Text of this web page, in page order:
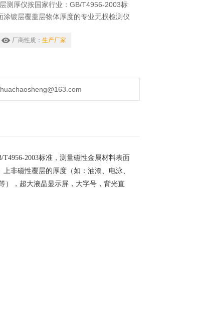
测厚仪按国家行业：GB/T4956-2003标
涂镀层覆盖层物体厚度的专业无损检测仪
喷塑，沥青，聚乙烯,镀锌、铬、铜、锢、珐
厂商性质： 生产厂家
T4956-2003标准 ， 测量磁性金属材料表面
非磁性覆层的厚度（如：油漆、电泳、
），超大液晶显示屏，大字号，背光直